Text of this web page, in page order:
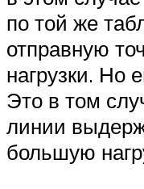
по той же
отправную
нагрузки. Но
Это в том
линии
большую